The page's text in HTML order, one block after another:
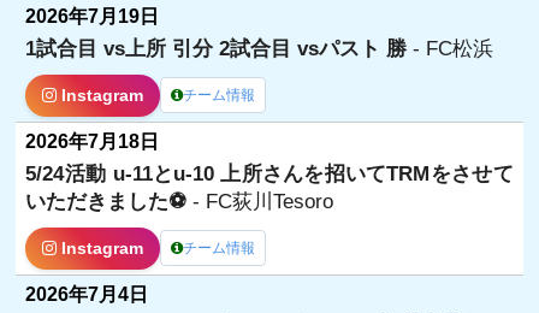
2026年7月19日
1試合目 vs上所 引分 2試合目 vsパスト 勝- FC松浜
Instagram チーム情報
2026年7月18日
5/24活動 u-11とu-10 上所さんを招いてTRMをさせて
いただきました⚽️- FC荻川Tesoro
Instagram チーム情報
2026年7月4日